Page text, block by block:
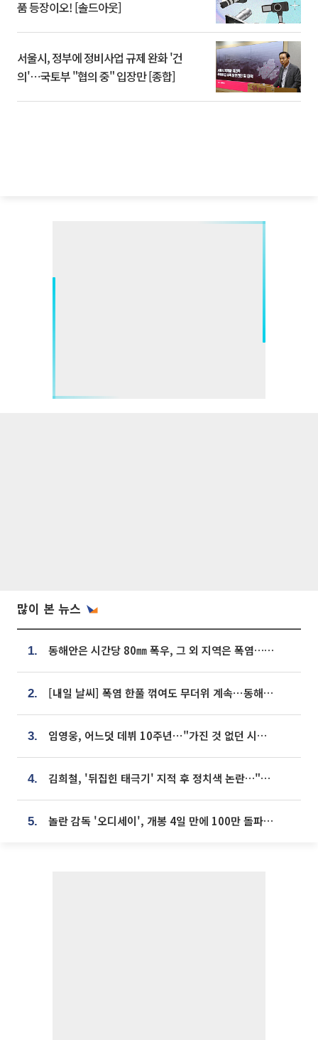
품 등장이오! [솔드아웃]
서울시, 정부에 정비사업 규제 완화 '건
의'⋯국토부 "협의 중" 입장만 [종합]
많이 본 뉴스
1. 동해안은 시간당 80㎜ 폭우, 그 외 지역은 폭염…‘극과 극 날씨’
2. [내일 날씨] 폭염 한풀 꺾여도 무더위 계속⋯동해안 이틀 연속 비
3. 임영웅, 어느덧 데뷔 10주년⋯"가진 것 없던 시절, 내 앞엔 20명의 팬뿐"
4. 김희철, '뒤집힌 태극기' 지적 후 정치색 논란…"좌우 떠나 우리나라 국기"
5. 놀란 감독 '오디세이', 개봉 4일 만에 100만 돌파⋯'왕사남' 보다 빠르다